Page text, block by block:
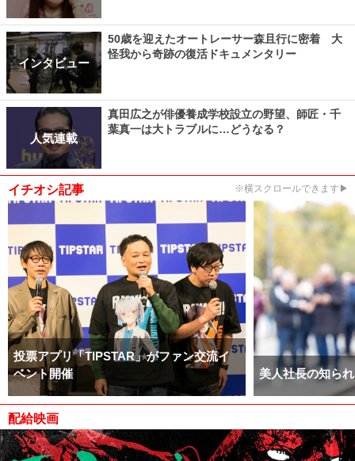
インタビュー
50歳を迎えたオートレーサー森且行に密着 大
怪我から奇跡の復活ドキュメンタリー
人気連載
真田広之が俳優養成学校設立の野望、師匠・千
葉真一は大トラブルに…どうなる？
イチオシ記事 ※横スクロールできます▶
投票アプリ「TIPSTAR」がファン交流イ
ベント開催
美人社長の知ら
配給映画